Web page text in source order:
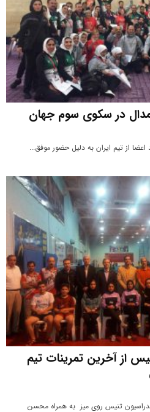
از تیم ایران به دلیل حضور موفق...
از آخرین تمرینات تیم
تنیس روی میز به همراه محسن